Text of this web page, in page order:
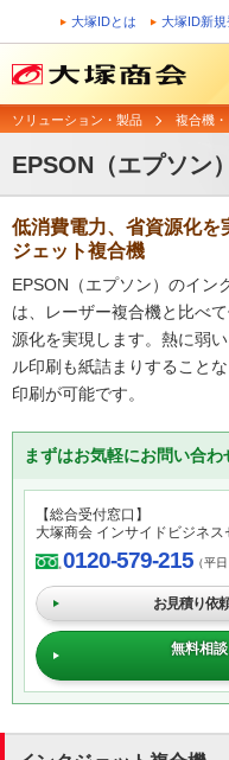
大塚IDとは 大塚ID新規
ソリューション・製品 複合機
EPSON（エプソン
低消費電力、省資源化を
ジェット複合機
EPSON（エプソン）のイン
は、レーザー複合機と比べ
源化を実現します。熱に弱
ル印刷も紙詰まりすること
印刷が可能です。
まずはお気軽にお問い合わ
【総合受付窓口】
大塚商会 インサイドビジネス
0120-579-215（平
お見積り依
無料相談